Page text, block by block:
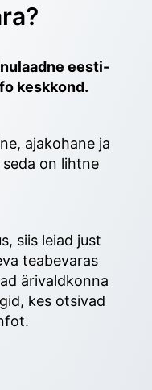
eesti-
keskkond.
ajakohane ja
on lihtne
siis leiad just
teabevaras
ärivaldkonna
kes otsivad